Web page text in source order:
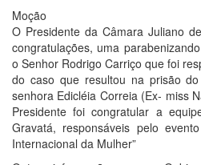
Moção
O Presidente da Câmara Juliano
congratulações, uma
o Senhor Rodrigo Carriço que foi
do caso que resultou na prisão
senhora Edicléia Correia (Ex- miss
Presidente foi congratular a
Gravatá, responsáveis pelo
Internacional da Mulher”